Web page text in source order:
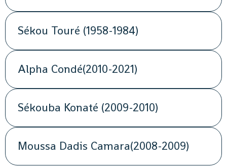
Sékou Touré (1958-1984)
Alpha Condé(2010-2021)
Sékouba Konaté (2009-2010)
Moussa Dadis Camara(2008-2009)